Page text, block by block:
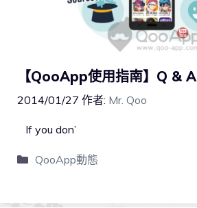
【QooApp使用指南】Q & A
2014/01/27 作者: Mr. Qoo
If you don’
QooApp動態